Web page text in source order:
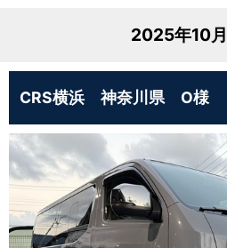
2025年10
CRS横浜 神奈川県 O様